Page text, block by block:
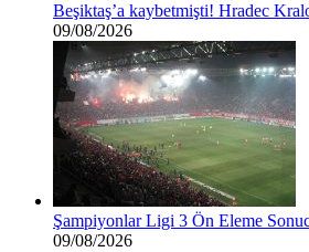
Beşiktaş’a kaybetmişti! Hradec
09/08/2026
Şampiyonlar Ligi 3 Ön Eleme
09/08/2026